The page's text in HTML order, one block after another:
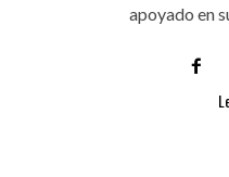
apoyado en